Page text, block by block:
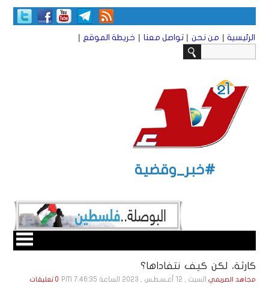
الرئيسية | من نحن | تواصل معنا | خريطة الموقع |
#خبر_وقضية
كارثة، لكن كيف نتفاداها؟
مجاهد الصريمي السبت , 12 أغـسـطـس , 2023 الساعة 7:46:35 PM 0 تعليقات